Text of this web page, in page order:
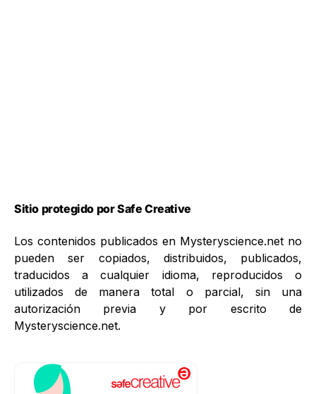
Sitio protegido por Safe Creative
Los contenidos publicados en Mysteryscience.net no
pueden ser copiados, distribuidos, publicados,
traducidos a cualquier idioma, reproducidos o
utilizados de manera total o parcial, sin una
autorización previa y por escrito de
Mysteryscience.net.